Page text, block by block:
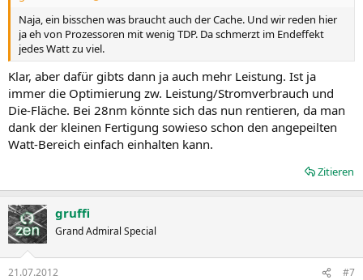
Naja, ein bisschen was braucht auch der Cache. Und wir reden hier
ja eh von Prozessoren mit wenig TDP. Da schmerzt im Endeffekt
jedes Watt zu viel.
Klar, aber dafür gibts dann ja auch mehr Leistung. Ist ja
immer die Optimierung zw. Leistung/Stromverbrauch und
Die-Fläche. Bei 28nm könnte sich das nun rentieren, da man
dank der kleinen Fertigung sowieso schon den angepeilten
Watt-Bereich einfach einhalten kann.
Zitieren
gruffi
Grand Admiral Special
21.07.2012 #7